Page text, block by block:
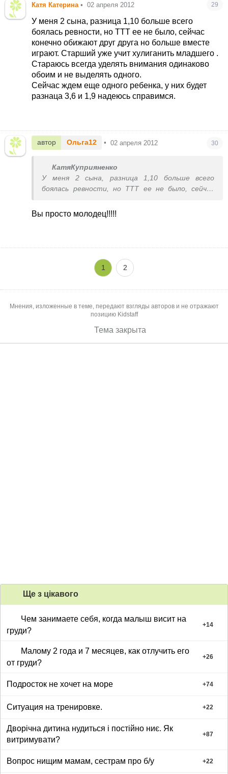
Катя Катерина • 02 апреля 2012 29
У меня 2 сына, разница 1,10 больше всего
боялась ревности, но ТТТ ее не было, сейчас
конечно обижают друг друга но больше вместе
играют. Старший уже учит хулиганить младшего .
Стараюсь всегда уделять внимания одинаково
обоим и не выделять одного.
Сейчас ждем еще одного ребенка, у них будет
разнаца 3,6 и 1,9 надеюсь справимся.
автор Ольга12 • 02 апреля 2012 30
КатяКуприяненко
У меня 2 сына, разница 1,10 больше всего
боялась ревности, но ТТТ ее не было, сейчас
играют. Старший уже учит хулиганить
младшего
. Стараюсь всегда уделять внимания
Вы просто молодец!!!!!
1 2
Мнения, изложенные в теме, передают взгляды авторов и не отражают
позицию Kidstaff
Тема закрыта
Ще з цiкавого
Чем занимаете себя, когда малыш висит на
груди?
+14
Малому 2 года и 7 месяцев, как отлучить его
от груди?
+26
Подросток не хочет на море +74
Ситуация на тренировке. +22
Дворічна дитина нудиться і постійно ниє. Як
витримувати?
+87
Вопрос нищим мамам, сестрам про б/у +22